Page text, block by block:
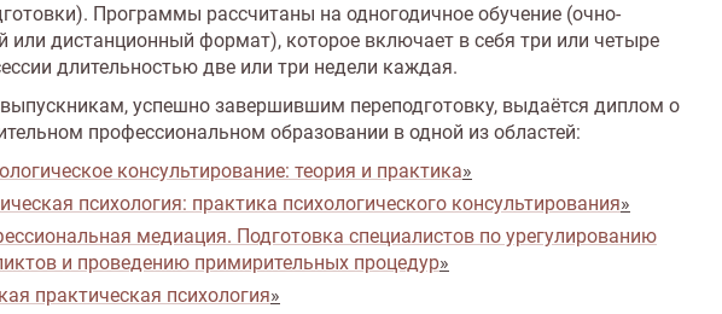
Программы рассчитаны на одногодичное обучение (очно-
или дистанционный формат), которое включает в себя три или четыре
длительностью две или три недели каждая.
успешно завершившим переподготовку, выдаётся диплом о
профессиональном образовании в одной из областей:
консультирование: теория и практика»
психология: практика психологического консультирования»
медиация. Подготовка специалистов по урегулированию
и проведению примирительных процедур»
практическая психология»